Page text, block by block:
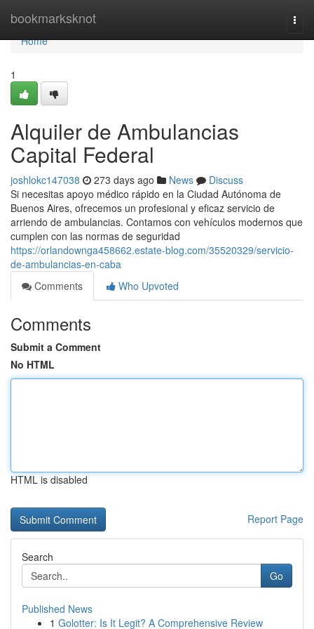
bookmarksknot
Home
Home
1
Alquiler de Ambulancias
Capital Federal
joshlokc147038 273 days ago News
Discuss
Si necesitas apoyo médico rápido en la Ciudad Autónoma de
Buenos Aires, ofrecemos un profesional y eficaz servicio de
arriendo de ambulancias. Contamos con vehículos modernos que
cumplen con las normas de seguridad
https://orlandownga458662.estate-blog.com/35520329/servicio-
de-ambulancias-en-caba
Comments
Who Upvoted
Comments
Submit a Comment
No HTML
HTML is disabled
Report Page
Search
Go
Published News
1 Golotter: Is It Legit? A Comprehensive Review